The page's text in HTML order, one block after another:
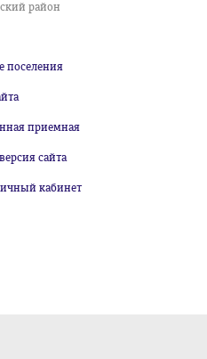
район
поселения
приемная
сайта
кабинет